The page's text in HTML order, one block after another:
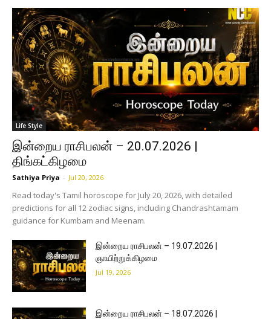
Life Style
இன்றைய ராசிபலன் – 20.07.2026 |
திங்கட்கிழமை
Sathiya Priya - Jul 20, 2026
Read today's Tamil horoscope for July 20, 2026, with detailed
predictions for all 12 zodiac signs, including Chandrashtamam
guidance for Kumbam and Meenam.
இன்றைய ராசிபலன் – 19.07.2026 |
ஞாயிற்றுக்கிழமை
Jul 19, 2026
இன்றைய ராசிபலன் – 18.07.2026 |